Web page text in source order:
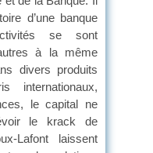
d’une banque
se sont
à la même
divers produits
internationaux,
le capital ne
le krack de
Lafont laissent